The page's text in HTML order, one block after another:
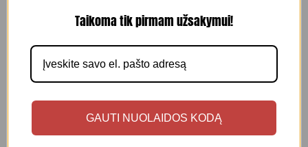
BCOSI Golden Glow
Milk10 IN 1 –
formavimo pienelis su
peptidais 150ml.
BCOSI Golden Glow
rankšluostis dovanų
Taikoma tik pirmam užsakymui!
GAUTI NUOLAIDOS KODĄ